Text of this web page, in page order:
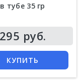
в тубе 35 гр
295 руб.
КУПИТЬ